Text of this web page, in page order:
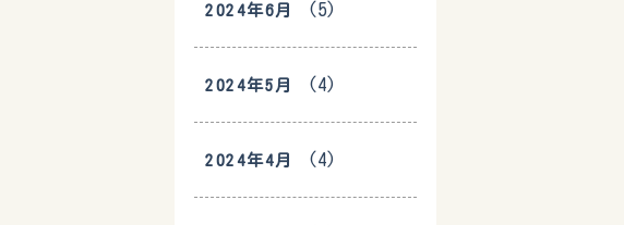
2024年6月 (5)
2024年5月 (4)
2024年4月 (4)